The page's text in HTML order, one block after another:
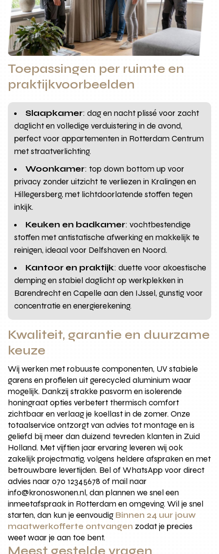
Toepassingen per ruimte en
praktijkvoorbeelden
Slaapkamer: dag en nacht plissé voor zacht
daglicht en volledige verduistering in de avond,
perfect voor appartementen in Rotterdam Centrum
met straatverlichting.
Woonkamer: top down bottom up voor
privacy zonder uitzicht te verliezen in Kralingen en
Hillegersberg, met lichtdoorlatende stoffen tegen
inkijk.
Keuken en badkamer: vochtbestendige
stoffen met antistatische afwerking en makkelijk te
reinigen, ideaal voor Delfshaven en Noord.
Kantoor en praktijk: duette voor akoestische
demping en stabiel daglicht op werkplekken in
Barendrecht en Capelle aan den IJssel, gunstig voor
concentratie en energierekening.
Kwaliteit, garantie en duurzame
keuze
Wij werken met robuuste componenten, UV stabiele
garens en profielen uit gerecycled aluminium waar
mogelijk. Dankzij strakke pasvorm en isolerende
honingraat opties verbetert thermisch comfort
zichtbaar en verlaag je koellast in de zomer. Onze
totaalservice ontzorgt van advies tot montage en is
geliefd bij meer dan duizend tevreden klanten in Zuid
Holland. Met vijftien jaar ervaring leveren wij ook
zakelijk projectmatig, volgens heldere afspraken en met
betrouwbare levertijden. Bel of WhatsApp voor direct
advies naar 070 12345678 of mail naar
info@kronoswonen.nl, dan plannen we snel een
inmeetafspraak in Rotterdam en omgeving. Wil je snel
starten, dan kun je eenvoudig Binnen 24 uur jouw
maatwerkofferte ontvangen zodat je precies
weet waar je aan toe bent.